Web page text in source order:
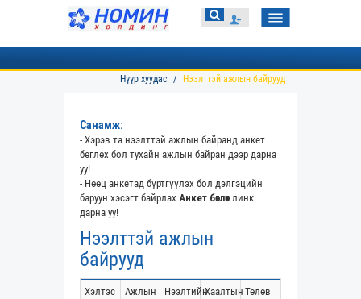
Toggle
navigation
Нүүр хуудас Нээлттэй ажлын байрууд
Санамж:
- Хэрэв та нээлттэй ажлын байранд анкет
бөглөх бол тухайн ажлын байран дээр дарна
уу!
- Нөөц анкетад бүртгүүлэх бол дэлгэцийн
баруун хэсэгт байрлах Анкет бөглөх линк
дарна уу!
Нээлттэй ажлын
байрууд
Хэлтэс
Ажлын
НээлтийнХаалтын Төлөв